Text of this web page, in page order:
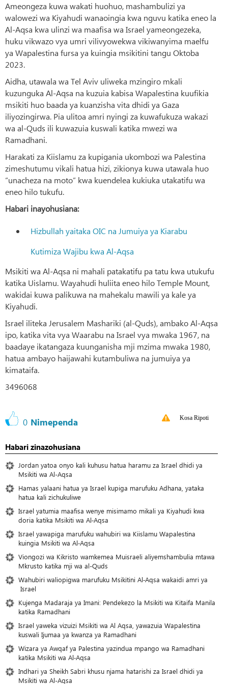
Ameongeza kuwa wakati huohuo, mashambulizi ya
walowezi wa Kiyahudi wanaoingia kwa nguvu katika eneo la
Al-Aqsa kwa ulinzi wa maafisa wa Israel yameongezeka,
huku vikwazo vya umri vilivyowekwa vikiwanyima maelfu
ya Wapalestina fursa ya kuingia msikitini tangu Oktoba
2023.
Aidha, utawala wa Tel Aviv uliweka mzingiro mkali
kuzunguka Al-Aqsa na kuzuia kabisa Wapalestina kuufikia
msikiti huo baada ya kuanzisha vita dhidi ya Gaza
iliyozingirwa. Pia ulitoa amri nyingi za kuwafukuza wakazi
wa al-Quds ili kuwazuia kuswali katika mwezi wa
Ramadhani.
Harakati za Kiislamu za kupigania ukombozi wa Palestina
zimeshutumu vikali hatua hizi, zikionya kuwa utawala huo
“unacheza na moto” kwa kuendelea kukiuka utakatifu wa
eneo hilo tukufu.
Habari inayohusiana:
Hizbullah yaitaka OIC na Jumuiya ya Kiarabu
Kutimiza Wajibu kwa Al-Aqsa
Msikiti wa Al-Aqsa ni mahali patakatifu pa tatu kwa utukufu
katika Uislamu. Wayahudi huliita eneo hilo Temple Mount,
wakidai kuwa palikuwa na mahekalu mawili ya kale ya
Kiyahudi.
Israel iliteka Jerusalem Mashariki (al-Quds), ambako Al-Aqsa
ipo, katika vita vya Waarabu na Israel vya mwaka 1967, na
baadaye ikatangaza kuunganisha mji mzima mwaka 1980,
hatua ambayo haijawahi kutambuliwa na jumuiya ya
kimataifa.
3496068
0 Nimependa Kosa Ripoti
Habari zinazohusiana
Jordan yatoa onyo kali kuhusu hatua haramu za Israel dhidi ya
Msikiti wa Al-Aqsa
Hamas yalaani hatua ya Israel kupiga marufuku Adhana, yataka
hatua kali zichukuliwe
Israel yatumia maafisa wenye misimamo mikali ya Kiyahudi kwa
doria katika Msikiti wa Al‑Aqsa
Israel yawapiga marufuku wahubiri wa Kiislamu Wapalestina
kuingia Msikiti wa Al‑Aqsa
Viongozi wa Kikristo wamkemea Muisraeli aliyemshambulia mtawa
Mkrusto katika mji wa al-Quds
Wahubiri waliopigwa marufuku Msikitini Al‑Aqsa wakaidi amri ya
Israel
Kujenga Madaraja ya Imani: Pendekezo la Msikiti wa Kitaifa Manila
katika Ramadhani
Israel yaweka vizuizi Msikiti wa Al Aqsa, yawazuia Wapalestina
kuswali Ijumaa ya kwanza ya Ramadhani
Wizara ya Awqaf ya Palestina yazindua mpango wa Ramadhani
katika Msikiti wa Al‑Aqsa
Indhari ya Sheikh Sabri khusu njama hatarishi za Israel dhidi ya
Msikiti wa Al-Aqsa